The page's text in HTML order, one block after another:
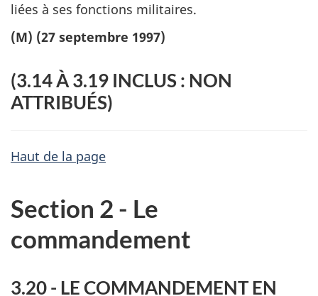
liées à ses fonctions militaires.
(M) (27 septembre 1997)
(3.14 À 3.19 INCLUS : NON
ATTRIBUÉS)
Haut de la page
Section 2 - Le
commandement
3.20 - LE COMMANDEMENT EN